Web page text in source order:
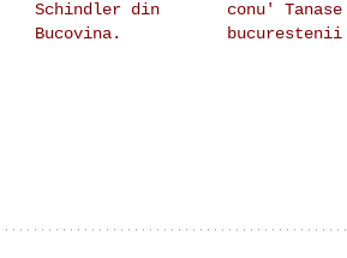
Schindler din
Bucovina.
conu'
bucurestenii